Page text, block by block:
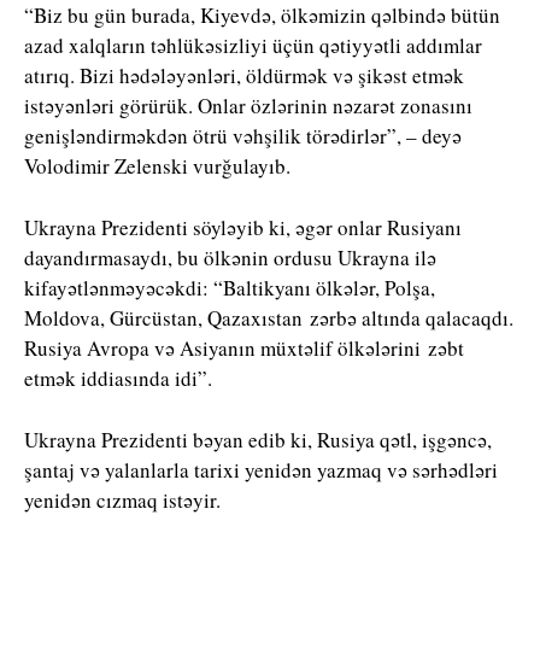
“Biz bu gün burada, Kiyevdə, ölkəmizin qəlbində bütün
azad xalqların təhlükəsizliyi üçün qətiyyətli addımlar
atırıq. Bizi hədələyənləri, öldürmək və şikəst etmək
istəyənləri görürük. Onlar özlərinin nəzarət zonasını
genişləndirməkdən ötrü vəhşilik törədirlər”, – deyə
Volodimir Zelenski vurğulayıb.
Ukrayna Prezidenti söyləyib ki, əgər onlar Rusiyanı
dayandırmasaydı, bu ölkənin ordusu Ukrayna ilə
kifayətlənməyəcəkdi: “Baltikyanı ölkələr, Polşa,
Moldova, Gürcüstan, Qazaxıstan zərbə altında qalacaqdı.
Rusiya Avropa və Asiyanın müxtəlif ölkələrini zəbt
etmək iddiasında idi”.
Ukrayna Prezidenti bəyan edib ki, Rusiya qətl, işgəncə,
şantaj və yalanlarla tarixi yenidən yazmaq və sərhədləri
yenidən cızmaq istəyir.